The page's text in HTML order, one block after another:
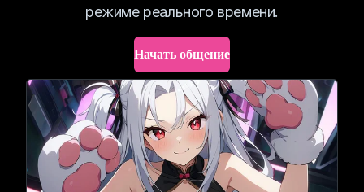
режиме реального времени.
Начать общение